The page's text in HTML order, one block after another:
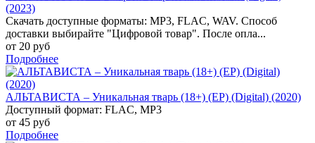
(2023)
Скачать доступные форматы: MP3, FLAC, WAV. Способ
доставки выбирайте "Цифровой товар". После опла...
от 20 руб
Подробнее
АЛЬТАВИСТА – Уникальная тварь (18+) (EP) (Digital) (2020)
Доступный формат: FLAC, MP3
от 45 руб
Подробнее